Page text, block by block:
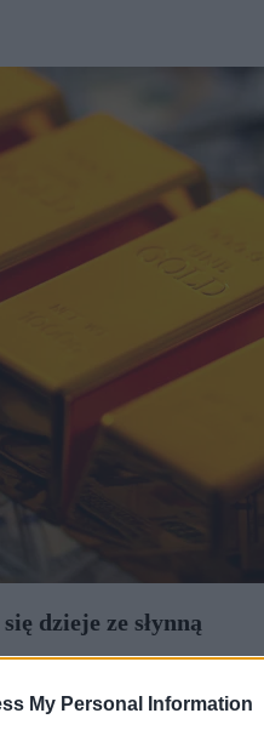
My Personal Information
dzieje ze słynną